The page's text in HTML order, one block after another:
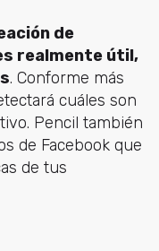
de
realmente útil,
. Conforme más
cuáles son
Pencil también
de Facebook que
de tus